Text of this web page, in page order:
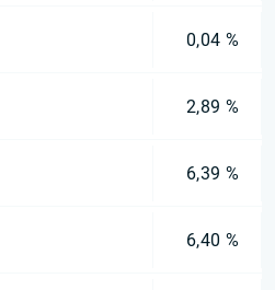
0,04 %
2,89 %
6,39 %
6,40 %